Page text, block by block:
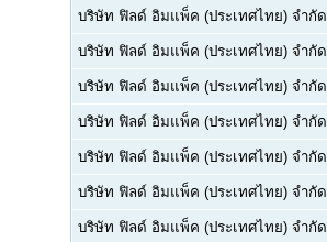
บริษัท ฟิลด์ อิมแพ็ค (ประเทศไทย) จำกัด
บริษัท ฟิลด์ อิมแพ็ค (ประเทศไทย) จำกัด
บริษัท ฟิลด์ อิมแพ็ค (ประเทศไทย) จำกัด
บริษัท ฟิลด์ อิมแพ็ค (ประเทศไทย) จำกัด
บริษัท ฟิลด์ อิมแพ็ค (ประเทศไทย) จำกัด
บริษัท ฟิลด์ อิมแพ็ค (ประเทศไทย) จำกัด
บริษัท ฟิลด์ อิมแพ็ค (ประเทศไทย) จำกัด